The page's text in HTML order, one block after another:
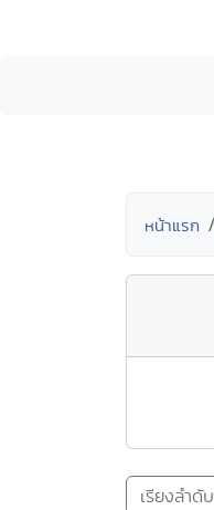
หน้าแรก
เรียงลำดับ